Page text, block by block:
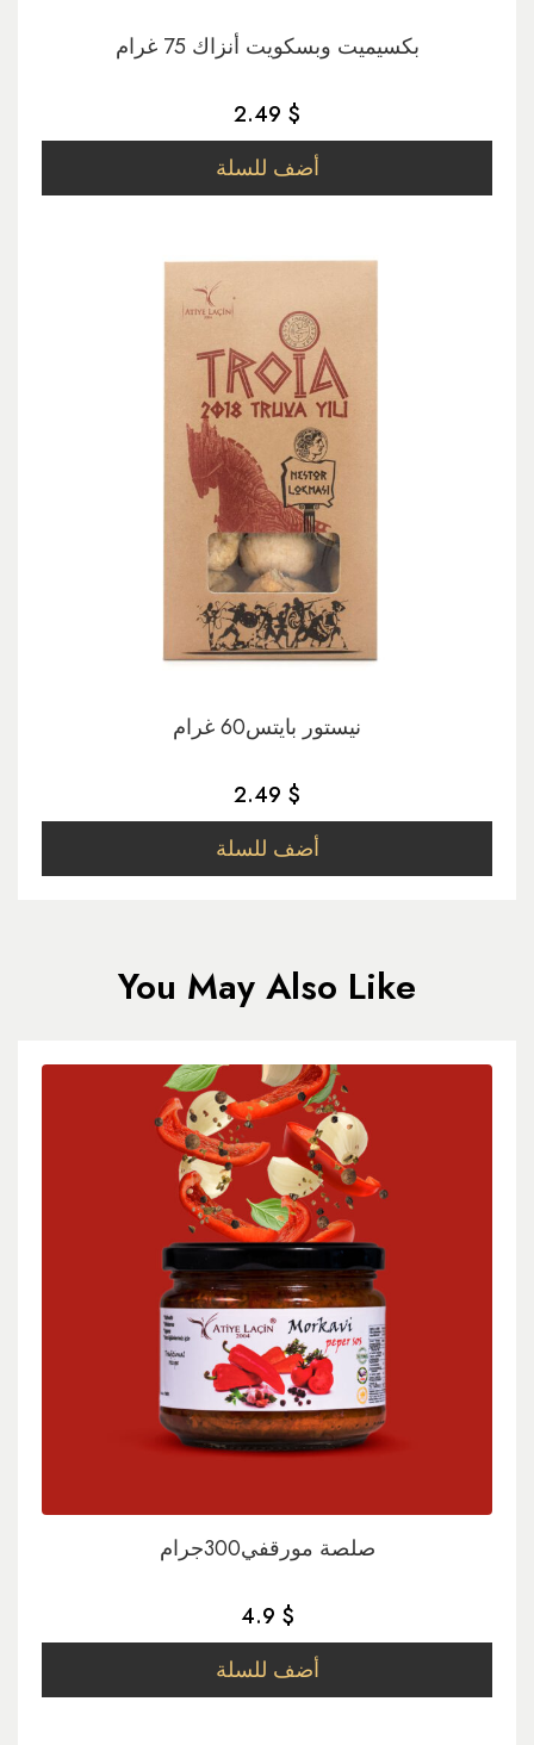
بكسيميت وبسكويت أنزاك 75 غرام
2.49 $
أضف للسلة
نيستور بايتس60 غرام
2.49 $
أضف للسلة
You May Also Like
صلصة مورقفي300جرام
4.9 $
أضف للسلة